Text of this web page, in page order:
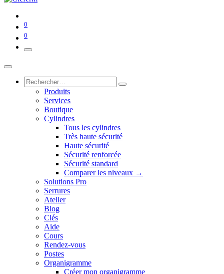
0
0
Produits
Services
Boutique
Cylindres
Tous les cylindres
Très haute sécurité
Haute sécurité
Sécurité renforcée
Sécurité standard
Comparer les niveaux →
Solutions Pro
Serrures
Atelier
Blog
Clés
Aide
Cours
Rendez-vous
Postes
Organigramme
Créer mon organigramme